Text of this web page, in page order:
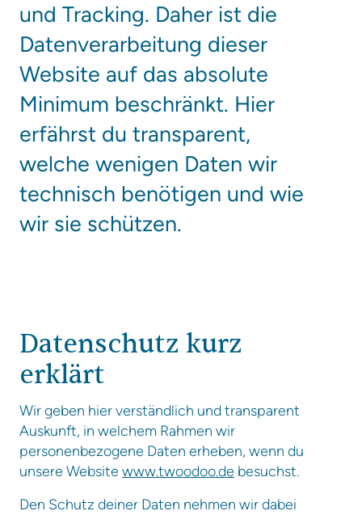
und Tracking. Daher ist die
Datenverarbeitung dieser
Website auf das absolute
Minimum beschränkt. Hier
erfährst du transparent,
welche wenigen Daten wir
technisch benötigen und wie
wir sie schützen.
Datenschutz kurz
erklärt
Wir geben hier verständlich und transparent
Auskunft, in welchem Rahmen wir
personenbezogene Daten erheben, wenn du
unsere Website www.twoodoo.de besuchst.
Den Schutz deiner Daten nehmen wir dabei